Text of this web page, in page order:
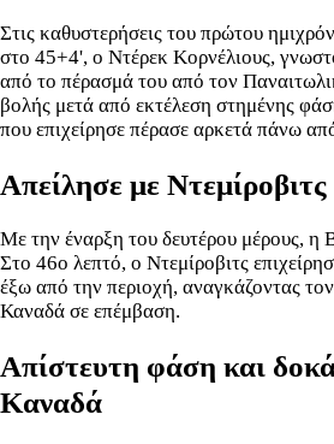
Στις καθυστερήσεις του πρώτου
στο 45+4', ο Ντέρεκ Κορνέλιους,
από το πέρασμά του από τον
βολής μετά από εκτέλεση στημένης
που επιχείρησε πέρασε αρκετά πάνω
Απείλησε με Ντεμίροβιτς
Με την έναρξη του δευτέρου μέρους, η
Στο 46ο λεπτό, ο Ντεμίροβιτς
έξω από την περιοχή, αναγκάζοντας
Καναδά σε επέμβαση.
Απίστευτη φάση και
Καναδά